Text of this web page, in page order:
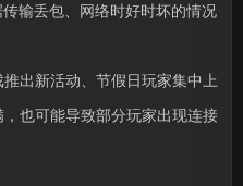
输丢包、网络时好时坏的情况
推出新活动、节假日玩家集中上
也可能导致部分玩家出现连接